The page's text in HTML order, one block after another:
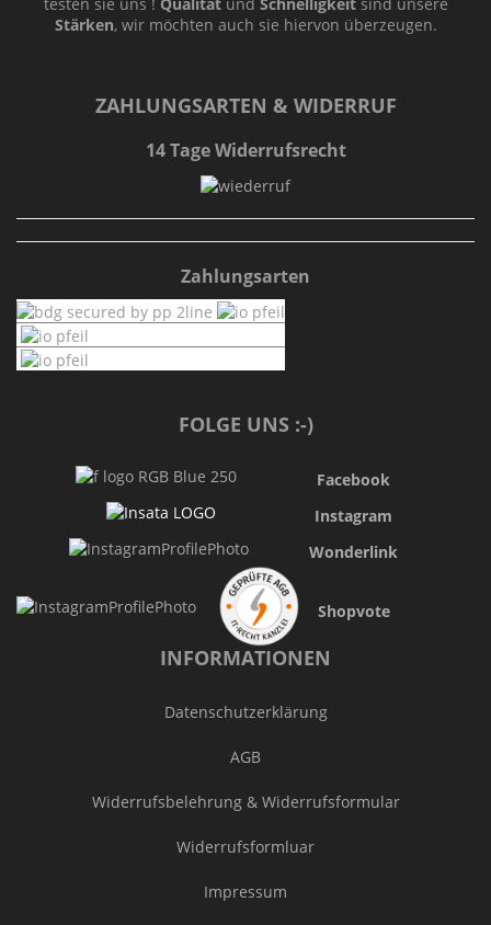
Stärken, wir möchten auch sie hiervon überzeugen.
ZAHLUNGSARTEN & WIDERRUF
14 Tage Widerrufsrecht
Zahlungsarten
FOLGE UNS :-)
Facebook
Instagram
Wonderlink
Shopvote
INFORMATIONEN
Datenschutzerklärung
AGB
Widerrufsbelehrung & Widerrufsformular
Widerrufsformluar
Impressum